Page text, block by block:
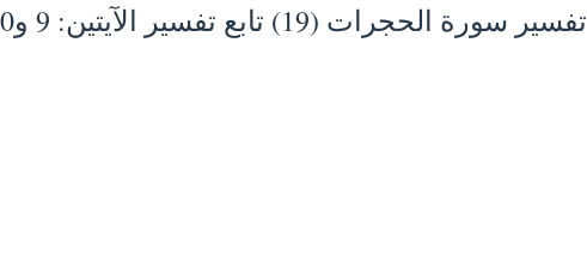
تفسير سورة الحجرات (19) تابع تفسير الآيتين: 9 و10